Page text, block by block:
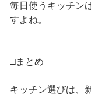
毎日使うキッチン
すよね。
□まとめ
キッチン選びは、